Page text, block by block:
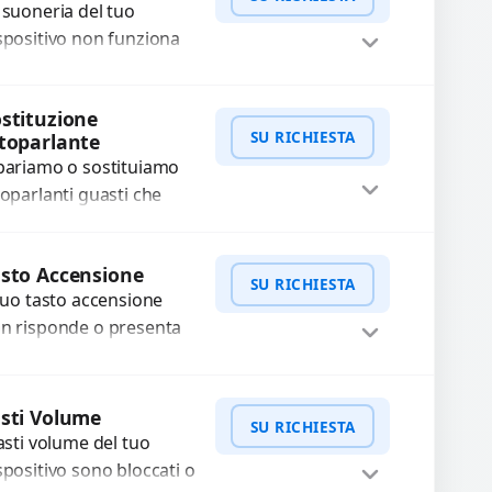
la...
suoneria del tuo
non funziona
con interventi
e componenti...
Preventivo WhatsApp
o sostituiamo
guasti che
ricambi di alta
garantiti per 3...
SU RICHIESTA
WhatsApp
Accensione
tasto accensione
risponde o presenta
o sostituzione
componenti
SU RICHIESTA
WhatsApp
Volume
volume del tuo
sono bloccati o
SU RICHIESTA